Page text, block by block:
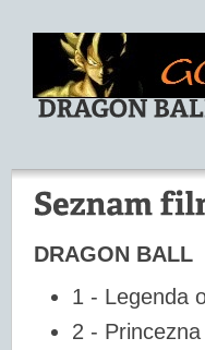
DRAGON BALL
1 - Legenda
2 -